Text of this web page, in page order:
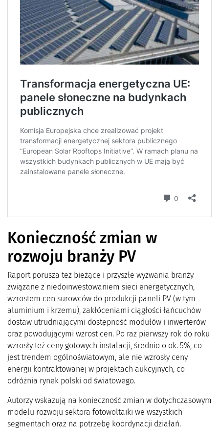
Konieczność zmian w
rozwoju branży PV
Raport porusza też bieżące i przyszłe wyzwania branży
związane z niedoinwestowaniem sieci energetycznych,
wzrostem cen surowców do produkcji paneli PV (w tym
aluminium i krzemu), zakłóceniami ciągłości łańcuchów
dostaw utrudniającymi dostępność modułów i inwerterów
oraz powodującymi wzrost cen. Po raz pierwszy rok do roku
wzrosły też ceny gotowych instalacji, średnio o ok. 5%, co
jest trendem ogólnoświatowym, ale nie wzrosły ceny
energii kontraktowanej w projektach aukcyjnych, co
odróżnia rynek polski od światowego.
Autorzy wskazują na konieczność zmian w dotychczasowym
modelu rozwoju sektora fotowoltaiki we wszystkich
segmentach oraz na potrzebę koordynacji działań.